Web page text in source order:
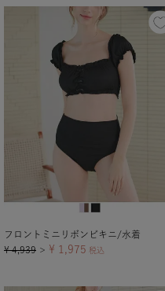
フロントミニリボンビキニ/水着
¥ 4,939 ＞ ¥ 1,975 税込